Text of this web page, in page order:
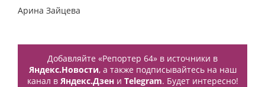
Арина Зайцева
Добавляйте «Репортер 64» в источники в
Яндекс.Новости, а также подписывайтесь на наш
канал в Яндекс.Дзени Telegram. Будет интересно!